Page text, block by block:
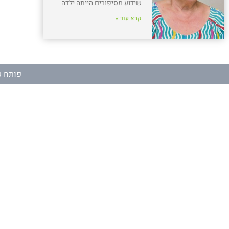
שידוע מסיפורים הייתה ילדה
קרא עוד »
פותח